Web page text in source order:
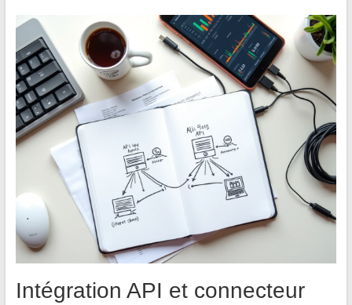
Intégration API et connecteur